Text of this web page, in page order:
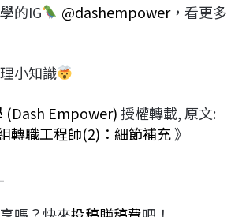
的IG
@dashempower，看更多
小知識
(Dash Empower)授權轉載, 原文:
轉職工程師(2)：細節補充》